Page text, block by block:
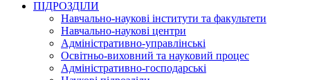
ПІДРОЗДІЛИ
Навчально-наукові інститути та факультети
Навчально-наукові центри
Адміністративно-управлінські
Освітньо-виховний та науковий процес
Адміністративно-господарські